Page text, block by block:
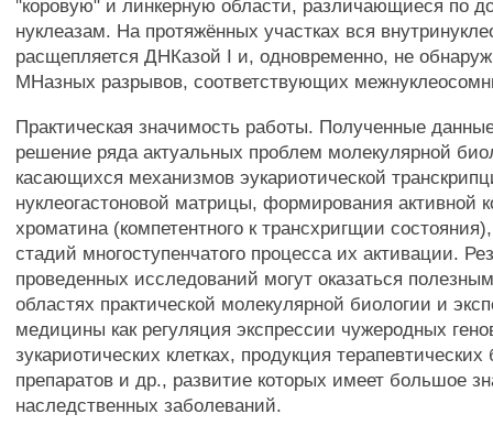
"коровую" и линкерную области, различающиеся по
нуклеазам. На протяжённых участках вся
расщепляется ДНКазой I и, одновременно, не
МНазных разрывов, соответствующих
Практическая значимость работы. Полученные
решение ряда актуальных проблем молекулярной
касающихся механизмов эукариотической
нуклеогастоновой матрицы, формирования активной
хроматина (компетентного к трансхригщии
стадий многоступенчатого процесса их активации.
проведенных исследований могут оказаться
областях практической молекулярной биологии и
медицины как регуляция экспрессии чужеродных
зукариотических клетках, продукция терапевтических
препаратов и др., развитие которых имеет большое
наследственных заболеваний.